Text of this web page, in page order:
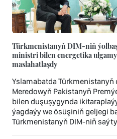
Türkmenistanyň DIM-niň
ministri bilen energetika
maslahatlaşdy
Yslamabatda
Meredowyň Pakistanyň
bilen duşuşygynda
ýagdaýy we ösüşiniň geljegi
Türkmenistanyň DIM-niň